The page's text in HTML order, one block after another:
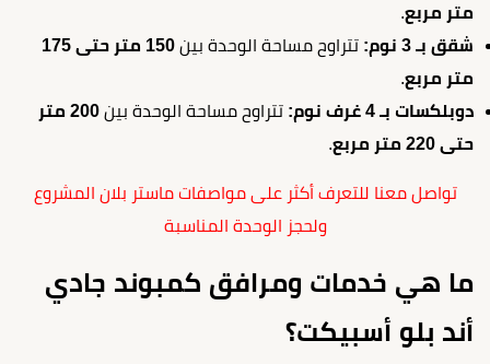
متر مربع.
شقق بـ 3 نوم:
تتراوح مساحة الوحدة بين
150 متر حتى 175
متر مربع.
دوبلكسات بـ 4 غرف نوم:
تتراوح مساحة الوحدة بين
200 متر
حتى 220 متر مربع
.
تواصل معنا للتعرف أكثر على مواصفات ماستر بلان المشروع
ولحجز الوحدة المناسبة
ما هي خدمات ومرافق كمبوند جادي
أند بلو أسبيكت؟